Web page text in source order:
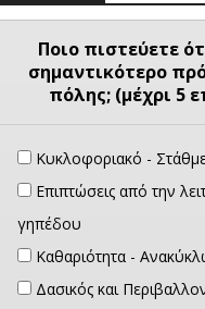
Ποιο πιστεύετε
σημαντικότερο
πόλης; (μέχρι 5
Κυκλοφοριακό -
Επιπτώσεις από την
γηπέδου
Καθαριότητα -
Δασικός και